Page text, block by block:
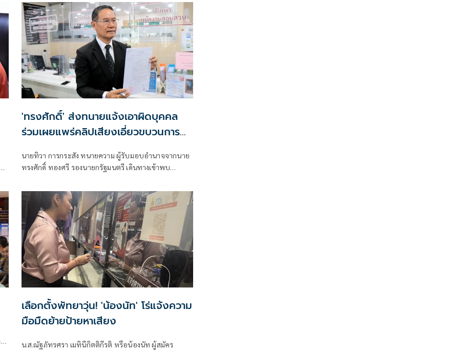
'ทรงศักดิ์' ส่งทนายแจ้งเอาผิดบุคคล
ร่วมเผยแพร่คลิปเสียงเอี่ยวขบวนการ
นายทิวา การกระสัง ทนายความ ผู้รับมอบอำนาจจากนาย
ทรงศักดิ์ ทองศรี รองนายกรัฐมนตรี เดินทางเข้าพบ
า
เลือกตั้งพัทยาวุ่น! 'น้องนัท' โร่แจ้งความ
มือมืดย้ายป้ายหาเสียง
น.ส.ณัฐภัทรศรา เมทินีกิตติกีรติ หรือน้องนัท ผู้สมัคร